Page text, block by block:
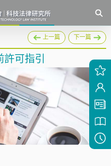
上一篇 下一篇
可指引